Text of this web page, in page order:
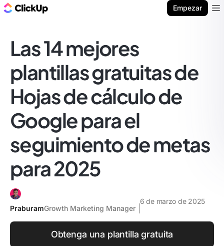
Empezar
Las 14 mejores
plantillas gratuitas de
Hojas de cálculo de
Google para el
seguimiento de metas
para 2025
PraburamGrowth Marketing Manager
6 de marzo de 2025
Obtenga una plantilla gratuita